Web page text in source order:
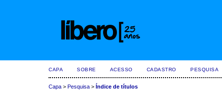
CAPA SOBRE ACESSO CADASTRO PESQUISA
Capa > Pesquisa > Índice de títulos